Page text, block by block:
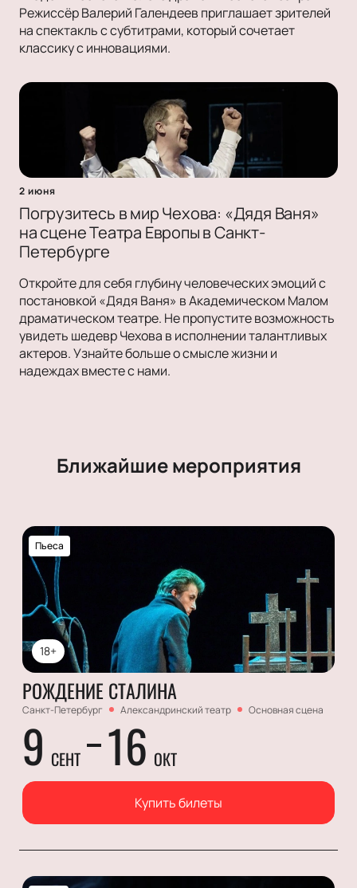
Режиссёр Валерий Галендеев приглашает зрителей
на спектакль с субтитрами, который сочетает
классику с инновациями.
2 июня
Погрузитесь в мир Чехова: «Дядя Ваня»
на сцене Театра Европы в Санкт-
Петербурге
Откройте для себя глубину человеческих эмоций с
постановкой «Дядя Ваня» в Академическом Малом
драматическом театре. Не пропустите возможность
увидеть шедевр Чехова в исполнении талантливых
актеров. Узнайте больше о смысле жизни и
надеждах вместе с нами.
Ближайшие мероприятия
18+
Пьеса
РОЖДЕНИЕ СТАЛИНА
Санкт-Петербург Александринский театр Основная сцена
9 СЕНТ 16 ОКТ
Купить билеты